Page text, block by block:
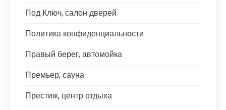
Под Ключ, салон дверей
Политика конфиденциальности
Правый берег, автомойка
Премьер, сауна
Престиж, центр отдыха